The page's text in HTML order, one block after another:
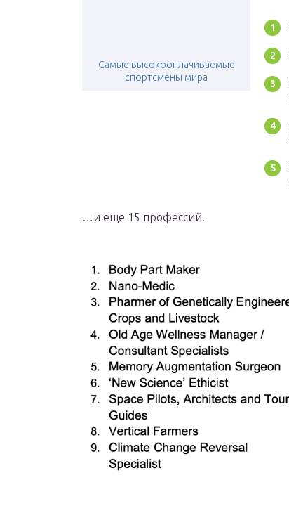
Самые высокооплачиваемые
спортсмены мира
…и еще 15 профессий.